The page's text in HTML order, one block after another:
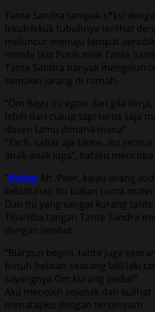
Tante Sandra tampak s*ksi
lekuk-lekuk tubuhnya terlihat
meluncur menuju tempat
Honda Jazz Putih milik Tante
Tante Sandra banyak mengeluh
semakin jarang di rumah.
“Om Bayu itu egois dan gila
lebih dari cukup tapi terus saja
dosen tamu dimana-mana”
“Yach, sabar aja tante.. itu
anak-anak juga”, kataku
“Bokep Ah..Piter, kalau orang
kebutuhan itu bukan cuma
Dan itu yang sangat kurang
Tiba-tiba tangan Tante Sandra
dengan lembut.
“Biarpun begini, tante juga
butuh belaian seorang laki-laki
sayangnya Om kurang peduli”.
Aku menoleh sejenak dan kulihat
menatapku dengan tersenyum.